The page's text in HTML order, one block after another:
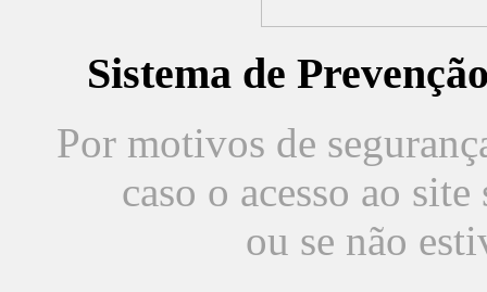
Sistema de
Por motivos de
caso o acesso ao
ou se não